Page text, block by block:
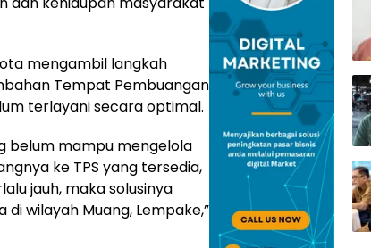
mengambil langkah
Tempat Pembuangan
terlayani secara optimal.
belum mampu mengelola
ke TPS yang tersedia,
jauh, maka solusinya
wilayah Muang, Lempake,”